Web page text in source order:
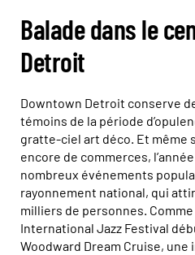
Balade dans le
Detroit
Downtown Detroit conserve
témoins de la période
gratte-ciel art déco. Et même
encore de commerces,
nombreux événements
rayonnement national, qui
milliers de personnes.
International Jazz Festival
Woodward Dream Cruise, une